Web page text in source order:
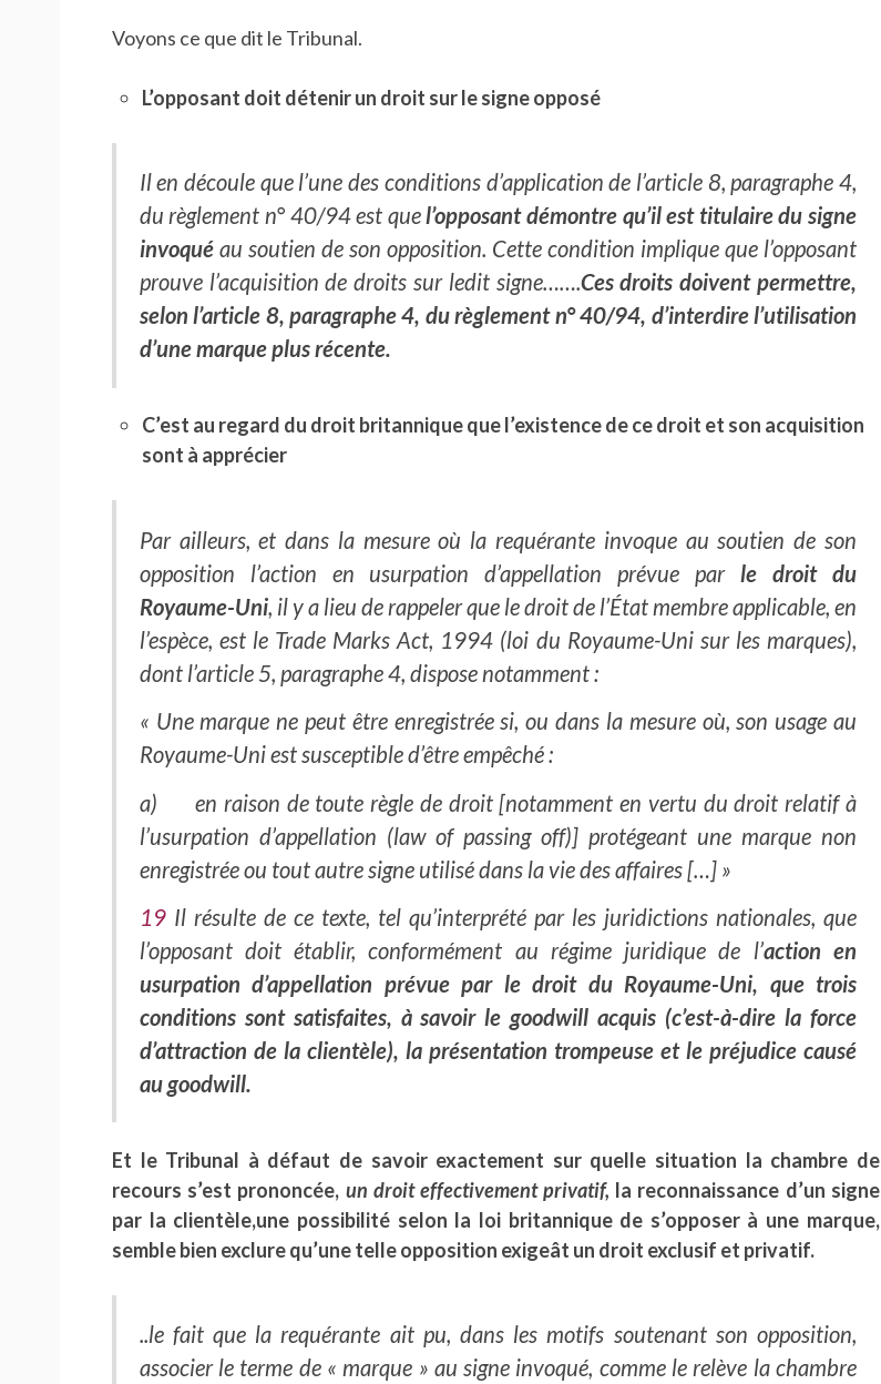
Voyons ce que dit le Tribunal.
L’opposant doit détenir un droit sur le signe opposé
Il en découle que l’une des conditions d’application de l’article 8, paragraphe 4,
du règlement n° 40/94 est quel’opposant démontre qu’il est titulaire du signe
invoquéau soutien de son opposition. Cette condition implique que l’opposant
prouve l’acquisition de droits sur ledit signe…….Ces droits doivent permettre,
selon l’article 8, paragraphe 4, du règlement n° 40/94, d’interdire l’utilisation
d’une marque plus récente.
C’est au regard du droit britannique que l’existence de ce droit et son acquisition
sont à apprécier
Par ailleurs, et dans la mesure où la requérante invoque au soutien de son
opposition l’action en usurpation d’appellation prévue par le droit du
Royaume-Uni, il y a lieu de rappeler que le droit de l’État membre applicable, en
l’espèce, est le Trade Marks Act, 1994 (loi du Royaume-Uni sur les marques),
dont l’article 5, paragraphe 4, dispose notamment :
« Une marque ne peut être enregistrée si, ou dans la mesure où, son usage au
Royaume-Uni est susceptible d’être empêché :
a) en raison de toute règle de droit [notamment en vertu du droit relatif à
l’usurpation d’appellation (law of passing off)] protégeant une marque non
enregistrée ou tout autre signe utilisé dans la vie des affaires […] »
19Il résulte de ce texte, tel qu’interprété par les juridictions nationales, que
l’opposant doit établir, conformément au régime juridique de l’action en
usurpation d’appellation prévue par le droit du Royaume-Uni, que trois
conditions sont satisfaites, à savoir le goodwill acquis (c’est-à-dire la force
d’attraction de la clientèle), la présentation trompeuse et le préjudice causé
au goodwill.
Et le Tribunal à défaut de savoir exactement sur quelle situation la chambre de
recours s’est prononcée, un droit effectivement privatif, la reconnaissance d’un signe
par la clientèle,une possibilité selon la loi britannique de s’opposer à une marque,
semble bien exclure qu’une telle opposition exigeât un droit exclusif et privatif.
..le fait que la requérante ait pu, dans les motifs soutenant son opposition,
associer le terme de « marque » au signe invoqué, comme le relève la chambre